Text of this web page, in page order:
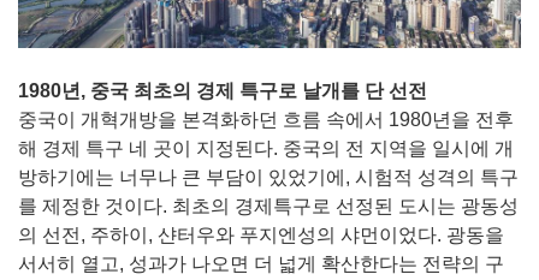
1980년, 중국 최초의 경제 특구로 날개를 단 선전
중국이 개혁개방을 본격화하던 흐름 속에서 1980년을 전후
해 경제 특구 네 곳이 지정된다. 중국의 전 지역을 일시에 개
방하기에는 너무나 큰 부담이 있었기에, 시험적 성격의 특구
를 제정한 것이다. 최초의 경제특구로 선정된 도시는 광동성
의 선전, 주하이, 샨터우와 푸지엔성의 샤먼이었다. 광동을
서서히 열고, 성과가 나오면 더 넓게 확산한다는 전략의 구